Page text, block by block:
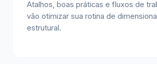
Atalhos, boas práticas e fluxos de
vão otimizar sua rotina de
estrutural.